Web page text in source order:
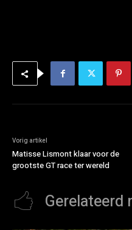
Vorig artikel
Matisse Lismont klaar voor de
grootste GT race ter wereld
Gerelateerd